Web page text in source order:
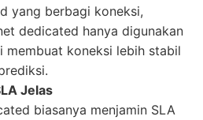
yang berbagi koneksi,
dedicated hanya digunakan
membuat koneksi lebih stabil
Jelas
biasanya menjamin SLA